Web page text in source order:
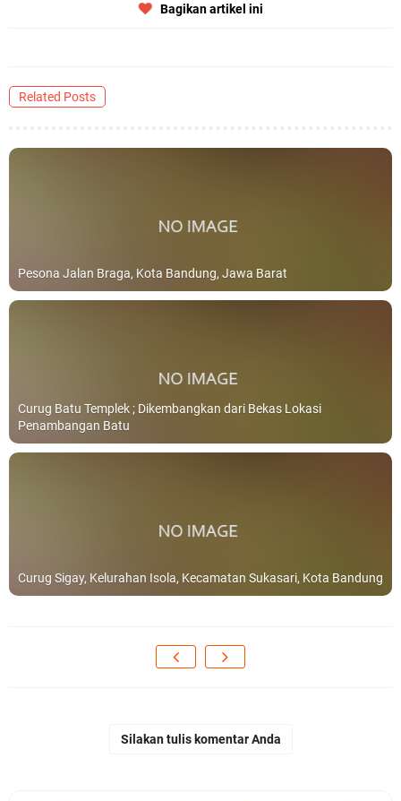
Bagikan artikel ini
Related Posts
Pesona Jalan Braga, Kota Bandung, Jawa Barat
Curug Batu Templek ; Dikembangkan dari Bekas Lokasi
Penambangan Batu
Curug Sigay, Kelurahan Isola, Kecamatan Sukasari, Kota Bandung
Silakan tulis komentar Anda